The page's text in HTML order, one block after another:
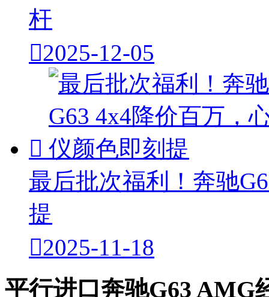
杆
2025-12-05

最后批次福利！奔驰
提
2025-11-18
平行进口奔驰G63 AMG